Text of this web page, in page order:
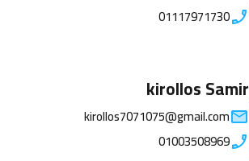
01117971730
kirollos Samir
kirollos7071075@gmail.com
01003508969